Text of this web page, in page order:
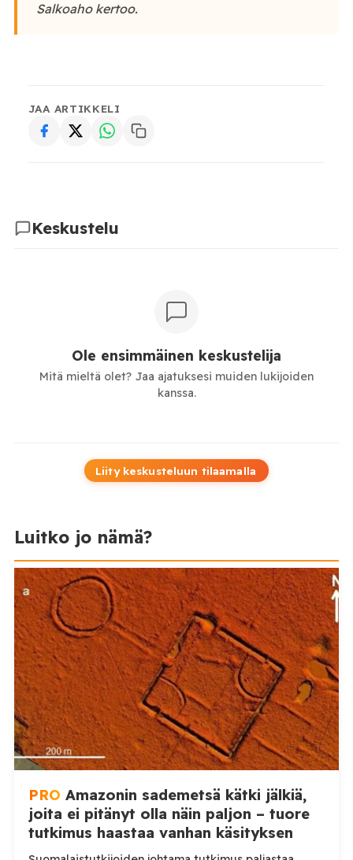
Salkoaho kertoo.
JAA ARTIKKELI
Keskustelu
Ole ensimmäinen keskustelija
Mitä mieltä olet? Jaa ajatuksesi muiden lukijoiden
kanssa.
Liity keskusteluun tilaamalla
Luitko jo nämä?
PRO Amazonin sademetsä kätki jälkiä,
joita ei pitänyt olla näin paljon – tuore
tutkimus haastaa vanhan käsityksen